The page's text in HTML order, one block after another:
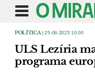
POLÍTICA | 25-06-2025 10:00
ULS Lezíria
programa